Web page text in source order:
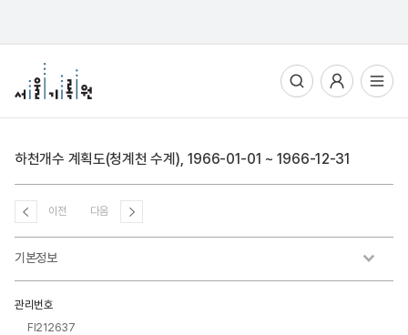
전체메뉴열기
하천개수 계획도(청계천 수계), 1966-01-01 ~ 1966-12-31
이전 다음
기본정보
관리번호
FI212637